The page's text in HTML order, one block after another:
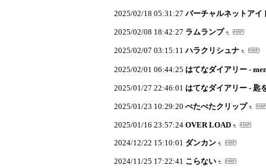
2025/02/18 05:31:27 バーチャルネットアイ
2025/02/08 18:42:27 ラムランプ
2025/02/07 03:15:11 ハラクリシュナ
2025/02/01 06:44:25 はてなダイアリー -
2025/01/27 22:46:01 はてなダイアリー - 匙
2025/01/23 10:29:20 べたべたクリップ
2025/01/16 23:57:24 OVER LOAD
2024/12/22 15:10:01 ダンカン
2024/11/25 17:22:41 こらない